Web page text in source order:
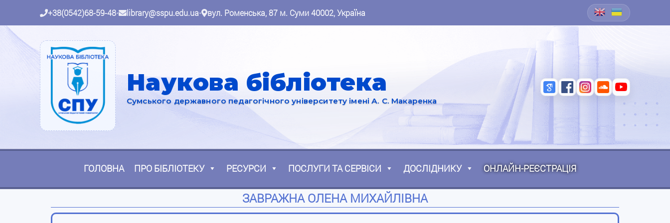
+38(0542)68-59-48• library@sspu.edu.ua• вул. Роменська, 87 м. Суми 40002, Україна
Наукова бібліотека
Сумського державного педагогічного університету імені А. С. Макаренка
ГОЛОВНА ПРО БІБЛІОТЕКУ РЕСУРСИ ПОСЛУГИ ТА СЕРВІСИ ДОСЛІДНИКУ ОНЛАЙН-РЕЄСТРАЦІЯ
ЗАВРАЖНА ОЛЕНА МИХАЙЛІВНА